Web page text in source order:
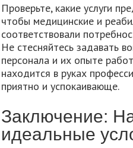
Проверьте, какие услуги
чтобы медицинские и
соответствовали
Не стесняйтесь задавать
персонала и их опыте
находится в руках
приятно и успокаивающе.
Заключение:
идеальные